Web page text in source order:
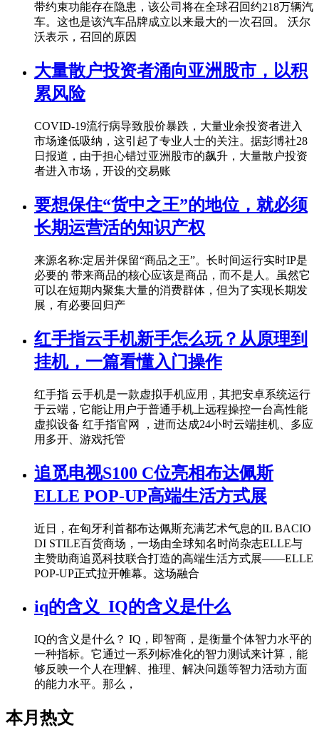
带约束功能存在隐患，该公司将在全球召回约218万辆汽
车。这也是该汽车品牌成立以来最大的一次召回。 沃尔
沃表示，召回的原因
大量散户投资者涌向亚洲股市，以积
累风险
COVID-19流行病导致股价暴跌，大量业余投资者进入
市场逢低吸纳，这引起了专业人士的关注。据彭博社28
日报道，由于担心错过亚洲股市的飙升，大量散户投资
者进入市场，开设的交易账
要想保住“货中之王”的地位，就必须
长期运营活的知识产权
来源名称:定居并保留“商品之王”。长时间运行实时IP是
必要的 带来商品的核心应该是商品，而不是人。虽然它
可以在短期内聚集大量的消费群体，但为了实现长期发
展，有必要回归产
红手指云手机新手怎么玩？从原理到
挂机，一篇看懂入门操作
红手指 云手机是一款虚拟手机应用，其把安卓系统运行
于云端，它能让用户于普通手机上远程操控一台高性能
虚拟设备 红手指官网 ，进而达成24小时云端挂机、多应
用多开、游戏托管
追觅电视S100 C位亮相布达佩斯
ELLE POP-UP高端生活方式展
近日，在匈牙利首都布达佩斯充满艺术气息的IL BACIO
DI STILE百货商场，一场由全球知名时尚杂志ELLE与
主赞助商追觅科技联合打造的高端生活方式展——ELLE
POP-UP正式拉开帷幕。这场融合
iq的含义_IQ的含义是什么
IQ的含义是什么？ IQ，即智商，是衡量个体智力水平的
一种指标。它通过一系列标准化的智力测试来计算，能
够反映一个人在理解、推理、解决问题等智力活动方面
的能力水平。那么，
本月热文